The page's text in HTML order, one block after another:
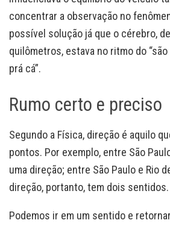
concentrar a observação no
possível solução já que o cérebro,
quilômetros, estava no ritmo do
prá cá”.
Rumo certo e preciso
Segundo a Física, direção é aquilo
pontos. Por exemplo, entre São
uma direção; entre São Paulo e Rio
direção, portanto, tem dois sentidos.
Podemos ir em um sentido e